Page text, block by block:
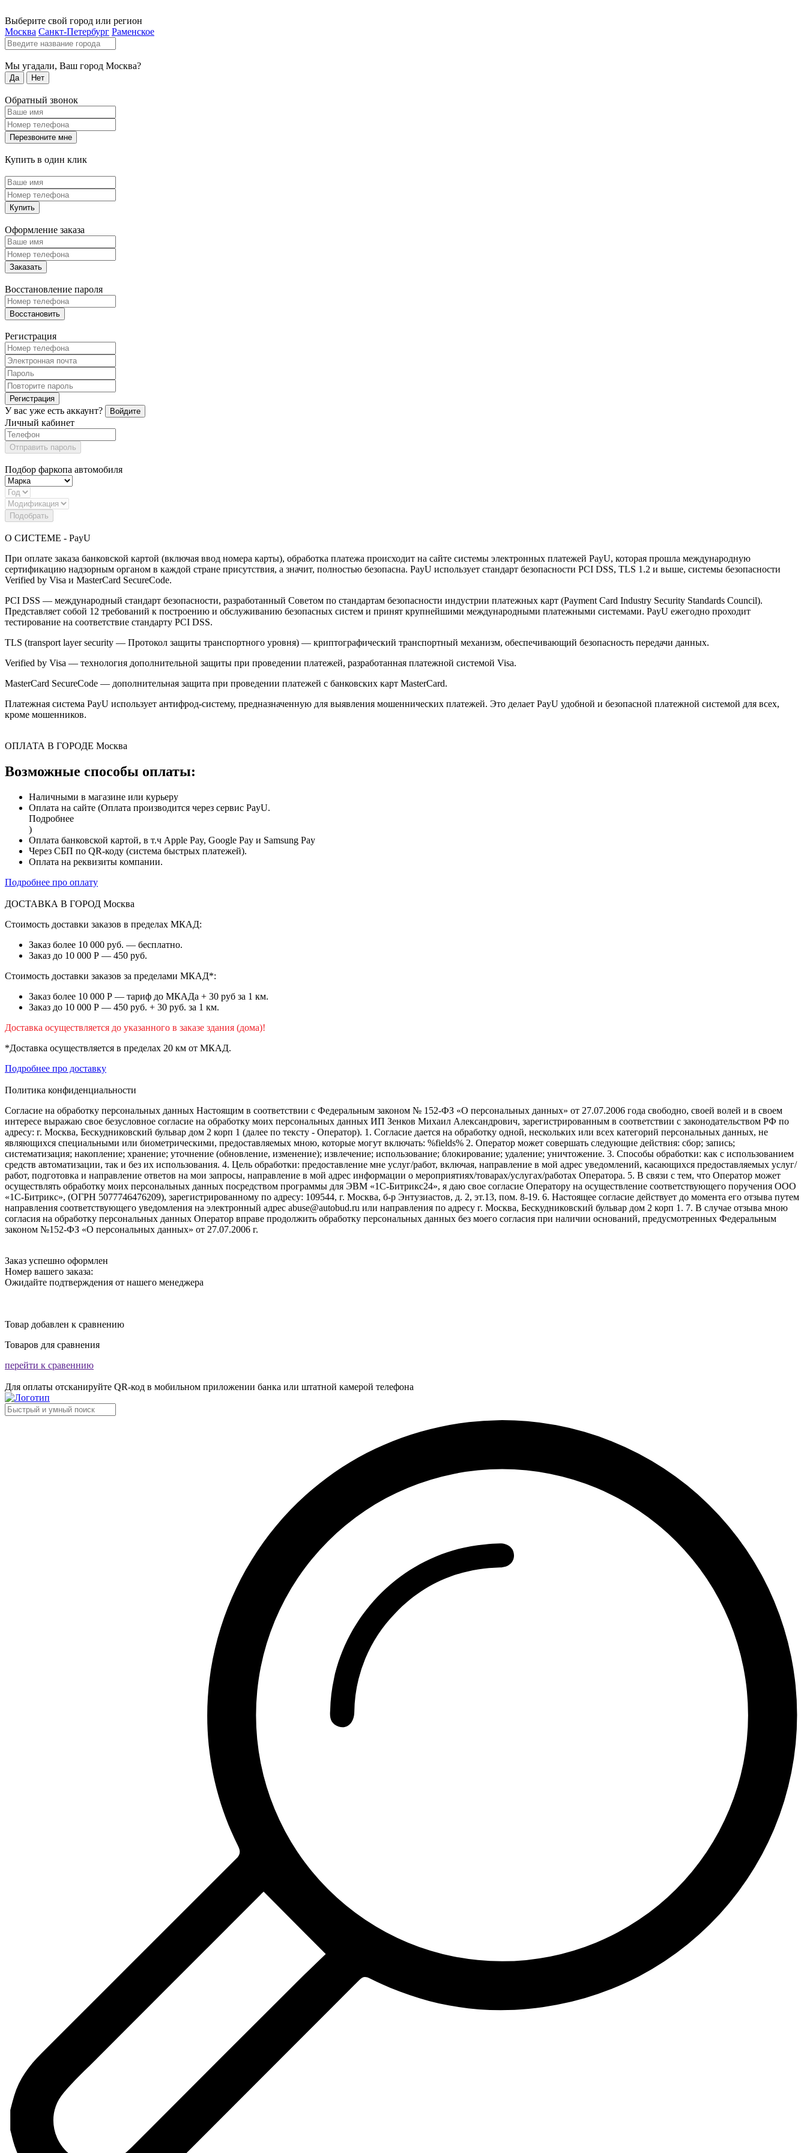
Выберите свой город или регион
Москва Санкт-Петербург Раменское
Мы угадали, Ваш город Москва?
Да Нет
Обратный звонок
Перезвоните мне
Купить в один клик
Купить
Оформление заказа
Заказать
Восстановление пароля
Восстановить
Регистрация
Регистрация
У вас уже есть аккаунт? Войдите
Личный кабинет
Отправить пароль
Подбор фаркопа автомобиля
Подобрать
О СИСТЕМЕ - PayU
При оплате заказа банковской картой (включая ввод номера карты), обработка платежа происходит на сайте системы электронных платежей PayU, которая прошла международную
сертификацию надзорным органом в каждой стране присутствия, а значит, полностью безопасна. PayU использует стандарт безопасности PCI DSS, TLS 1.2 и выше, системы безопасности
Verified by Visa и MasterCard SecureCode.
PCI DSS — международный стандарт безопасности, разработанный Советом по стандартам безопасности индустрии платежных карт (Payment Card Industry Security Standards Council).
Представляет собой 12 требований к построению и обслуживанию безопасных систем и принят крупнейшими международными платежными системами. PayU ежегодно проходит
тестирование на соответствие стандарту PCI DSS.
TLS (transport layer security — Протокол защиты транспортного уровня) — криптографический транспортный механизм, обеспечивающий безопасность передачи данных.
Verified by Visa — технология дополнительной защиты при проведении платежей, разработанная платежной системой Visa.
MasterCard SecureCode — дополнительная защита при проведении платежей с банковских карт MasterCard.
Платежная система PayU использует антифрод-систему, предназначенную для выявления мошеннических платежей. Это делает PayU удобной и безопасной платежной системой для всех,
кроме мошенников.
ОПЛАТА В ГОРОДЕ Москва
Возможные способы оплаты:
Наличными в магазине или курьеру
Оплата на сайте (Оплата производится через сервис PayU.
Подробнее
)
Оплата банковской картой, в т.ч Apple Pay, Google Pay и Samsung Pay
Через СБП по QR-коду (система быстрых платежей).
Оплата на реквизиты компании.
Подробнее про оплату
ДОСТАВКА В ГОРОД Москва
Стоимость доставки заказов в пределах МКАД:
Заказ более 10 000 руб. — бесплатно.
Заказ до 10 000 Р — 450 руб.
Стоимость доставки заказов за пределами МКАД*:
Заказ более 10 000 Р — тариф до МКАДа + 30 руб за 1 км.
Заказ до 10 000 Р — 450 руб. + 30 руб. за 1 км.
Доставка осуществляется до указанного в заказе здания (дома)!
*Доставка осуществляется в пределах 20 км от МКАД.
Подробнее про доставку
Политика конфиденциальности
Согласие на обработку персональных данных Настоящим в соответствии с Федеральным законом № 152-ФЗ «О персональных данных» от 27.07.2006 года свободно, своей волей и в своем
интересе выражаю свое безусловное согласие на обработку моих персональных данных ИП Зенков Михаил Александрович, зарегистрированным в соответствии с законодательством РФ по
адресу: г. Москва, Бескудниковский бульвар дом 2 корп 1 (далее по тексту - Оператор). 1. Согласие дается на обработку одной, нескольких или всех категорий персональных данных, не
являющихся специальными или биометрическими, предоставляемых мною, которые могут включать: %fields% 2. Оператор может совершать следующие действия: сбор; запись;
систематизация; накопление; хранение; уточнение (обновление, изменение); извлечение; использование; блокирование; удаление; уничтожение. 3. Способы обработки: как с использованием
средств автоматизации, так и без их использования. 4. Цель обработки: предоставление мне услуг/работ, включая, направление в мой адрес уведомлений, касающихся предоставляемых услуг/
работ, подготовка и направление ответов на мои запросы, направление в мой адрес информации о мероприятиях/товарах/услугах/работах Оператора. 5. В связи с тем, что Оператор может
осуществлять обработку моих персональных данных посредством программы для ЭВМ «1С-Битрикс24», я даю свое согласие Оператору на осуществление соответствующего поручения ООО
«1С-Битрикс», (ОГРН 5077746476209), зарегистрированному по адресу: 109544, г. Москва, б-р Энтузиастов, д. 2, эт.13, пом. 8-19. 6. Настоящее согласие действует до момента его отзыва путем
направления соответствующего уведомления на электронный адрес abuse@autobud.ru или направления по адресу г. Москва, Бескудниковский бульвар дом 2 корп 1. 7. В случае отзыва мною
согласия на обработку персональных данных Оператор вправе продолжить обработку персональных данных без моего согласия при наличии оснований, предусмотренных Федеральным
законом №152-ФЗ «О персональных данных» от 27.07.2006 г.
Заказ успешно оформлен
Номер вашего заказа:
Ожидайте подтверждения от нашего менеджера
Товар добавлен к сравнению
Товаров для сравнения
перейти к сравеннию
Для оплаты отсканируйте QR-код в мобильном приложении банка или штатной камерой телефона